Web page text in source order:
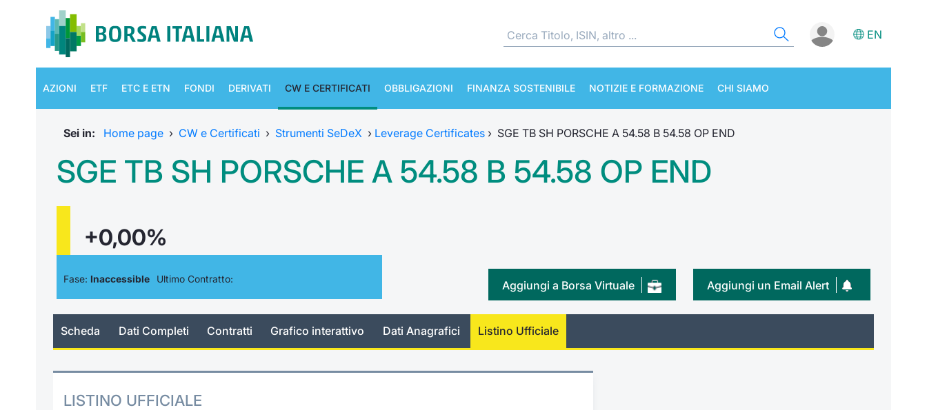
EN
AZIONI ETF ETC E ETN FONDI DERIVATI CW E CERTIFICATI OBBLIGAZIONI FINANZA SOSTENIBILE NOTIZIE E FORMAZIONE CHI SIAMO
Sei in: Home page › CW e Certificati › Strumenti SeDeX › Leverage Certificates › SGE TB SH PORSCHE A 54.58 B 54.58 OP END
SGE TB SH PORSCHE A 54.58 B 54.58 OP END
+0,00%
Fase: Inaccessible Ultimo Contratto: Aggiungi un Email Alert
Aggiungi a Borsa Virtuale
Scheda Dati Completi Contratti Grafico interattivo Dati Anagrafici Listino Ufficiale
LISTINO UFFICIALE